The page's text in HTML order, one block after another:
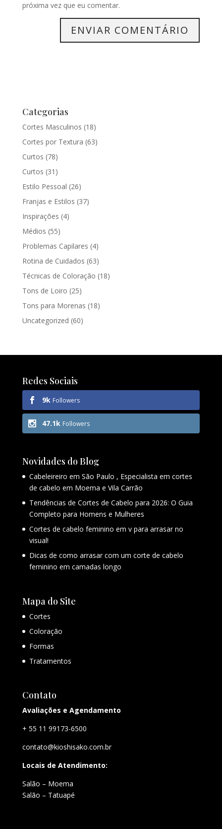
próxima vez que eu comentar.
Categorias
Cortes Masculinos (18)
Cortes por Textura (63)
Curtos (78)
Curtos (31)
Estilo Pessoal (26)
Franjas e Estilos (37)
Inspirações (4)
Médios (55)
Problemas Capilares (4)
Rotina de Cuidados (63)
Técnicas de Coloração (18)
Tons de Loiro (25)
Tons para Morenas (18)
Uncategorized (60)
Redes Sociais
9k Followers
47.1k Followers
Novidades do Blog
Cabeleireiro em São Paulo , Especialista em cortes
de cabelo em Moema e Vila Carrão
Tendências de Cortes de Cabelo para 2026: O Guia
Completo para Homens e Mulheres
Cortes de cabelo feminino em v para arrasar no
visual!
Dicas de como arrasar com um corte de cabelo
feminino em camadas longo
Mapa do Site
Cortes
Coloração
Formas
Tratamentos
Contato
Avaliações e Agendamento
+ 55 11 99173-6500
contato@kioshisako.com.br
Locais de Atendimento:
Salão – Moema
Salão – Tatuapé